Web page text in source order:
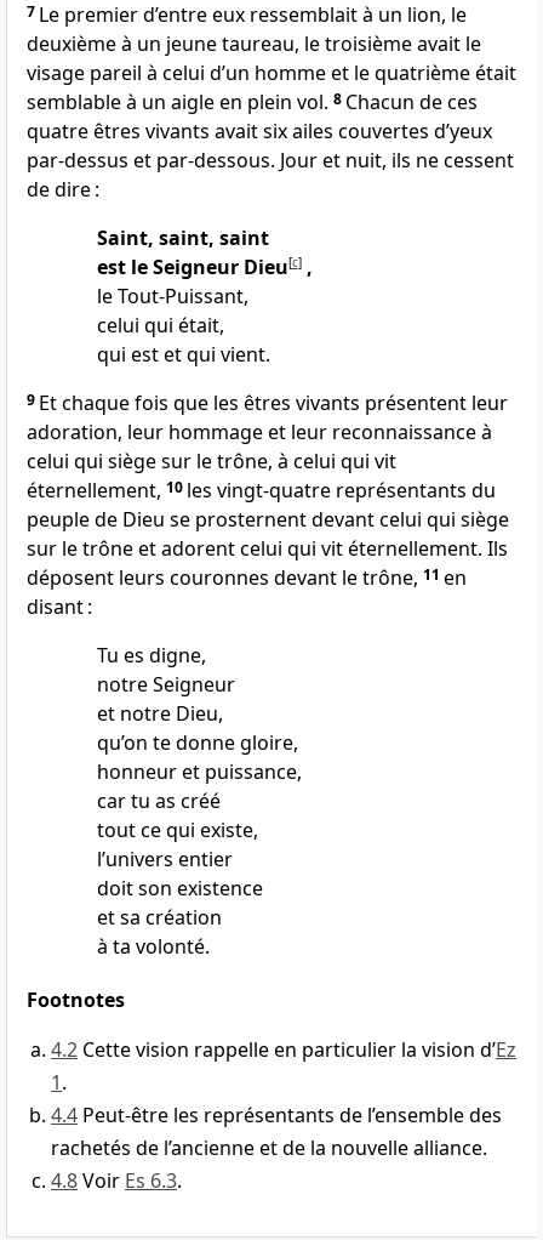
7 Le premier d’entre eux ressemblait à un lion, le
deuxième à un jeune taureau, le troisième avait le
visage pareil à celui d’un homme et le quatrième était
semblable à un aigle en plein vol. 8 Chacun de ces
quatre êtres vivants avait six ailes couvertes d’yeux
par-dessus et par-dessous. Jour et nuit, ils ne cessent
de dire :
Saint, saint, saint
est le Seigneur Dieu[c] ,
le Tout-Puissant,
celui qui était,
qui est et qui vient.
9 Et chaque fois que les êtres vivants présentent leur
adoration, leur hommage et leur reconnaissance à
celui qui siège sur le trône, à celui qui vit
éternellement, 10 les vingt-quatre représentants du
peuple de Dieu se prosternent devant celui qui siège
sur le trône et adorent celui qui vit éternellement. Ils
déposent leurs couronnes devant le trône, 11 en
disant :
Tu es digne,
notre Seigneur
et notre Dieu,
qu’on te donne gloire,
honneur et puissance,
car tu as créé
tout ce qui existe,
l’univers entier
doit son existence
et sa création
à ta volonté.
Footnotes
4.2 Cette vision rappelle en particulier la vision d’Ez
1.
4.4 Peut-être les représentants de l’ensemble des
rachetés de l’ancienne et de la nouvelle alliance.
4.8Voir Es 6.3.